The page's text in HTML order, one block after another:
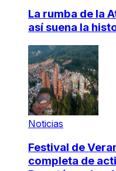
La rumba de la
así suena la
Noticias
Festival de
completa de